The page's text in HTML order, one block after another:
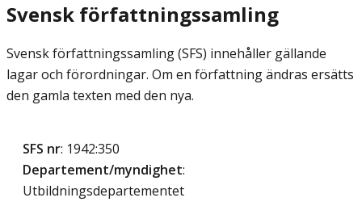
Svensk författningssamling
Svensk författningssamling (SFS) innehåller gällande
lagar och förordningar. Om en författning ändras ersätts
den gamla texten med den nya.
SFS nr: 1942:350
Departement/myndighet:
Utbildningsdepartementet